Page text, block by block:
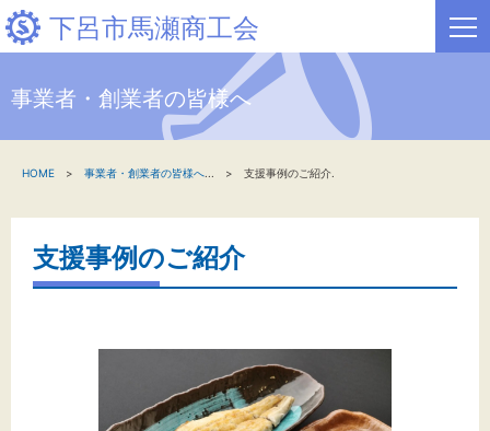
下呂市馬瀬商工会
新着情報
関係機関の方へ
事業者・創業者の皆様へ
HOME 事業者・創業者の皆様へ 支援事例のご紹介.
支援事例のご紹介